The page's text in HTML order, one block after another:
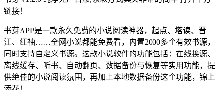
链接！
书芽APP是一款永久免费的小说阅读神器，起点、塔读、晋
江、红袖……全网小说都能免费看，内置2000多个有效书源，
同时支持自定义书源。这款小说软件的功能包括：在线换源、
离线缓存、听书、自动翻页、数据备份与恢复等实用功能，提
供绝佳的小说阅读氛围，再加上本地数据备份这个功能，锦上